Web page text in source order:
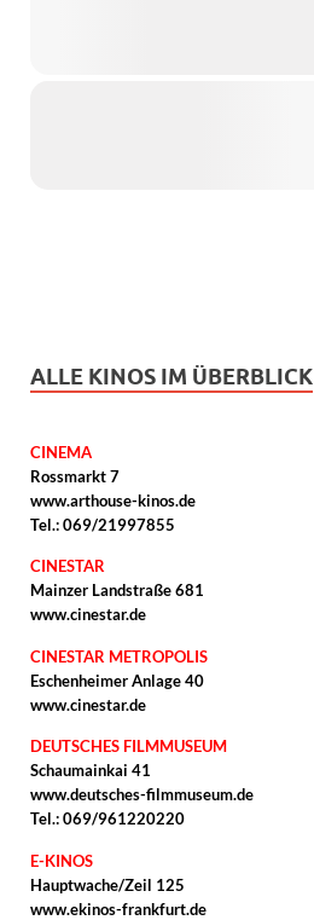
ALLE KINOS IM ÜBERBLICK
CINEMA
Rossmarkt 7
www.arthouse-kinos.de
Tel.: 069/21997855
CINESTAR
Mainzer Landstraße 681
www.cinestar.de
CINESTAR METROPOLIS
Eschenheimer Anlage 40
www.cinestar.de
DEUTSCHES FILMMUSEUM
Schaumainkai 41
www.deutsches-filmmuseum.de
Tel.: 069/961220220
E-KINOS
Hauptwache/Zeil 125
www.ekinos-frankfurt.de